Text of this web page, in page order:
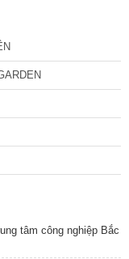
tâm công nghiệp Bắc